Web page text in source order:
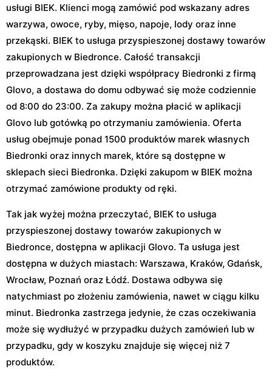
usługi BIEK. Klienci mogą zamówić pod wskazany adres
warzywa, owoce, ryby, mięso, napoje, lody oraz inne
przekąski. BIEK to usługa przyspieszonej dostawy towarów
zakupionych w Biedronce. Całość transakcji
przeprowadzana jest dzięki współpracy Biedronki z firmą
Glovo, a dostawa do domu odbywać się może codziennie
od 8:00 do 23:00. Za zakupy można płacić w aplikacji
Glovo lub gotówką po otrzymaniu zamówienia. Oferta
usług obejmuje ponad 1500 produktów marek własnych
Biedronki oraz innych marek, które są dostępne w
sklepach sieci Biedronka. Dzięki zakupom w BIEK można
otrzymać zamówione produkty od ręki.
Tak jak wyżej można przeczytać, BIEK to usługa
przyspieszonej dostawy towarów zakupionych w
Biedronce, dostępna w aplikacji Glovo. Ta usługa jest
dostępna w dużych miastach: Warszawa, Kraków, Gdańsk,
Wrocław, Poznań oraz Łódź. Dostawa odbywa się
natychmiast po złożeniu zamówienia, nawet w ciągu kilku
minut. Biedronka zastrzega jedynie, że czas oczekiwania
może się wydłużyć w przypadku dużych zamówień lub w
przypadku, gdy w koszyku znajduje się więcej niż 7
produktów.